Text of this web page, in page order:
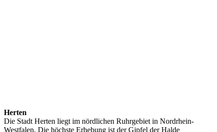
Herten
Die Stadt Herten liegt im nördlichen Ruhrgebiet in Nordrhein-
Westfalen. Die höchste Erhebung ist der Gipfel der Halde